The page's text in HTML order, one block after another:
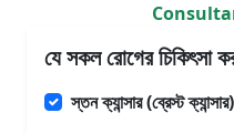
যে সকল রোগের চিকিৎসা
স্তন ক্যান্সার (ব্রেস্ট